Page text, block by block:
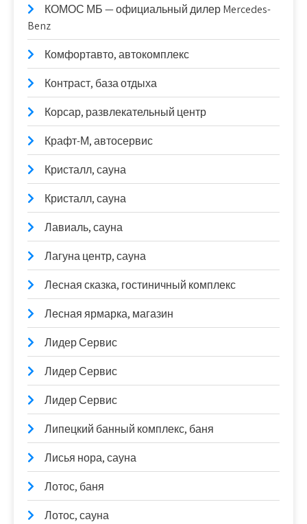
КОМОС МБ — официальный дилер Mercedes-
Benz
Комфортавто, автокомплекс
Контраст, база отдыха
Корсар, развлекательный центр
Крафт-М, автосервис
Кристалл, сауна
Кристалл, сауна
Лавиаль, сауна
Лагуна центр, сауна
Лесная сказка, гостиничный комплекс
Лесная ярмарка, магазин
Лидер Сервис
Лидер Сервис
Лидер Сервис
Липецкий банный комплекс, баня
Лисья нора, сауна
Лотос, баня
Лотос, сауна